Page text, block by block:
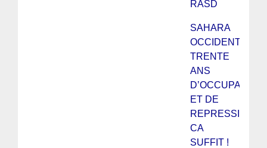
RASD
SAHARA
OCCIDENTAL :
TRENTE
ANS
D’OCCUPATION
ET DE
REPRESSION,
CA
SUFFIT !